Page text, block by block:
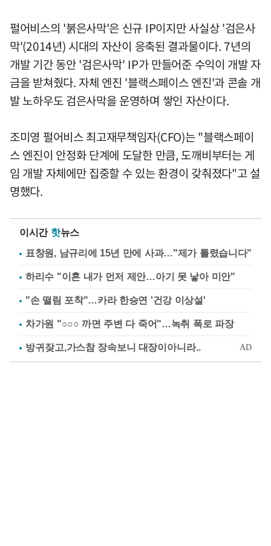
펄어비스의 '붉은사막'은 신규 IP이지만 사실상 '검은사
막'(2014년) 시대의 자산이 응축된 결과물이다. 7년의
개발 기간 동안 '검은사막' IP가 만들어준 수익이 개발 자
금을 받쳐줬다. 자체 엔진 '블랙스페이스 엔진'과 콘솔 개
발 노하우도 검은사막을 운영하며 쌓인 자산이다.
조미영 펄어비스 최고재무책임자(CFO)는 "블랙스페이
스 엔진이 안정화 단계에 도달한 만큼, 도깨비부터는 게
임 개발 자체에만 집중할 수 있는 환경이 갖춰졌다"고 설
명했다.
이시간 핫뉴스
표창원, 남규리에 15년 만에 사과…"제가 틀렸습니다"
하리수 "이혼 내가 먼저 제안…아기 못 낳아 미안"
"손 떨림 포착"…카라 한승연 '건강 이상설'
차가원 "○○○ 까면 주변 다 죽어"…녹취 폭로 파장